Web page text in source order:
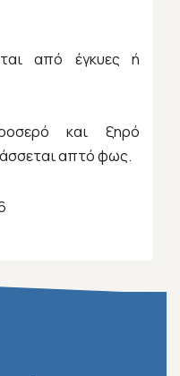
από έγκυες ή
και ξηρό
απτό φως.